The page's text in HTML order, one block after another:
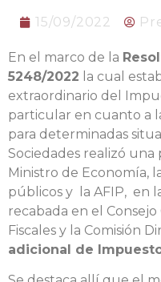
15/09/2022
En el marco de la
5248/2022 la cual
extraordinario del
particular en cuanto a
para determinadas
Sociedades realizó una
Ministro de Economía,
públicos y la AFIP, en
recabada en el
Fiscales y la Comisión
adicional de